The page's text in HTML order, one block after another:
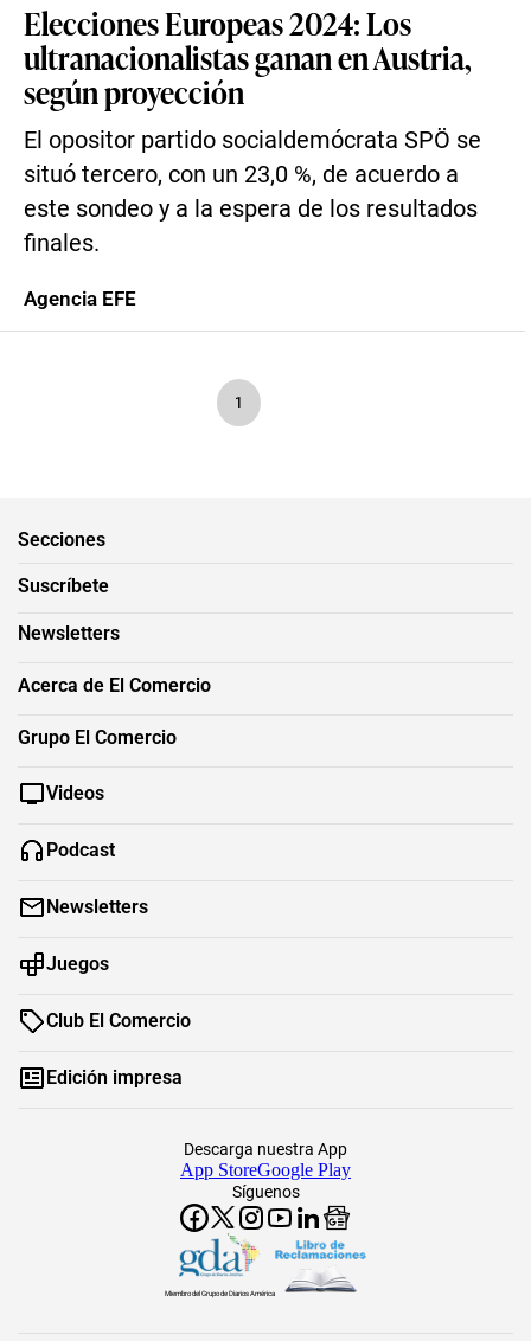
Elecciones Europeas 2024: Los
ultranacionalistas ganan en Austria,
según proyección
El opositor partido socialdemócrata SPÖ se
situó tercero, con un 23,0 %, de acuerdo a
este sondeo y a la espera de los resultados
finales.
Agencia EFE
1
Secciones
Suscríbete
Newsletters
Acerca de El Comercio
Grupo El Comercio
Videos
Podcast
Newsletters
Juegos
Club El Comercio
Edición impresa
Síguenos
Descarga nuestra App
App StoreGoogle Play
Miembro del Grupo de Diarios América